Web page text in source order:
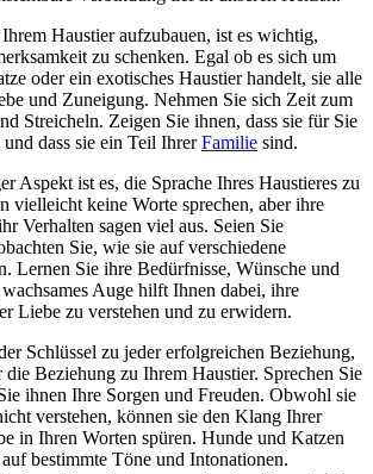
Haustier ‍aufzubauen, ist es wichtig,
zu‍ schenken. Egal ob⁢ es​ sich um
oder ein exotisches Haustier handelt, sie‍ alle
und Zuneigung. Nehmen Sie sich Zeit zum
Streicheln. Zeigen Sie ihnen,‍ dass sie für Sie
dass sie ein Teil IhrerFamilie sind.
Aspekt ist es, die Sprache Ihres ⁤Haustieres zu
vielleicht keine‍ Worte sprechen, aber​ ihre
Verhalten sagen viel aus. Seien Sie
Sie, wie sie auf verschiedene
Lernen Sie ihre Bedürfnisse, Wünsche und
‌Auge hilft Ihnen dabei, ihre⁣
Liebe zu verstehen und zu erwidern.
Schlüssel zu⁢ jeder erfolgreichen Beziehung,‌
Beziehung zu Ihrem ‌Haustier. Sprechen Sie⁢
ihnen Ihre Sorgen und Freuden.⁢ Obwohl‌ sie
verstehen, können sie den Klang Ihrer
in‌ Ihren Worten spüren. ⁣Hunde und Katzen
bestimmte Töne und Intonationen.